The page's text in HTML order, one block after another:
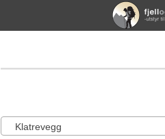
Klatrevegg